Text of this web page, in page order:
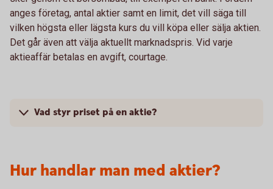
anges företag, antal aktier samt en limit, det vill säga till
vilken högsta eller lägsta kurs du vill köpa eller sälja aktien.
Det går även att välja aktuellt marknadspris. Vid varje
aktieaffär betalas en avgift, courtage.
Vad styr priset på en aktie?
Hur handlar man med aktier?